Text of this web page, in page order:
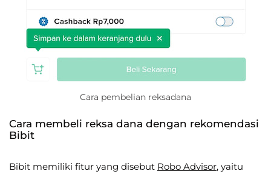
Cara pembelian reksadana
Cara membeli reksa dana dengan rekomendasi
Bibit
Bibit memiliki fitur yang disebut Robo Advisor, yaitu